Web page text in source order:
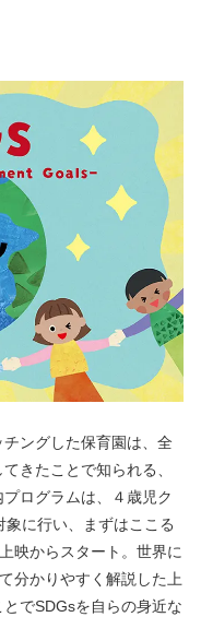
ングした保育園は、全
きたことで知られる、
プログラムは、４歳児ク
に行い、まずはここる
映からスタート。世界に
分かりやすく解説した上
でSDGsを自らの身近な